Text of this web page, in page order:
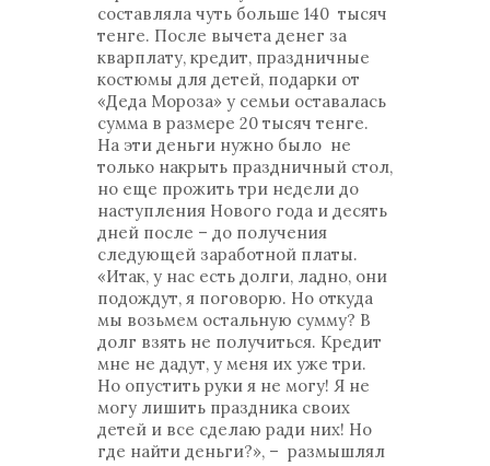
составляла чуть больше 140 тысяч
тенге. После вычета денег за
кварплату, кредит, праздничные
костюмы для детей, подарки от
«Деда Мороза» у семьи оставалась
сумма в размере 20 тысяч тенге.
На эти деньги нужно было не
только накрыть праздничный стол,
но еще прожить три недели до
наступления Нового года и десять
дней после – до получения
следующей заработной платы.
«Итак, у нас есть долги, ладно, они
подождут, я поговорю. Но откуда
мы возьмем остальную сумму? В
долг взять не получиться. Кредит
мне не дадут, у меня их уже три.
Но опустить руки я не могу! Я не
могу лишить праздника своих
детей и все сделаю ради них! Но
где найти деньги?», – размышлял